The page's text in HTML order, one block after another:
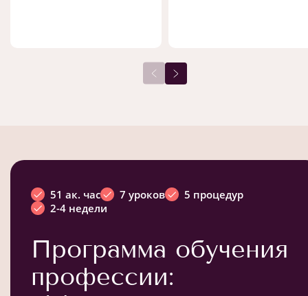
51 ак. час 7 уроков
5 процедур
2-4 недели
Программа обучения
профессии: